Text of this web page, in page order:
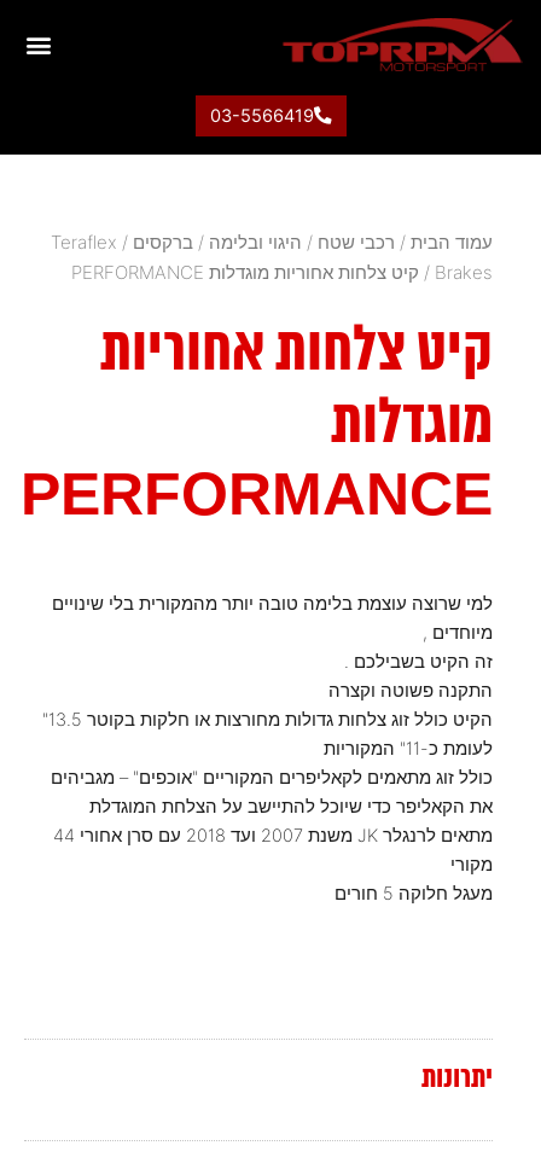
03-5566419
עמוד הבית / רכבי שטח / היגוי ובלימה / ברקסים /
Teraflex
Brakes / קיט צלחות אחוריות מוגדלות PERFORMANCE
קיט צלחות אחוריות
מוגדלות
PERFORMANCE
למי שרוצה עוצמת בלימה טובה יותר מהמקורית בלי שינויים
מיוחדים ,
זה הקיט בשבילכם .
התקנה פשוטה וקצרה
הקיט כולל זוג צלחות גדולות מחורצות או חלקות בקוטר 13.5"
לעומת כ-11" המקוריות
כולל זוג מתאמים לקאליפרים המקוריים "אוכפים" – מגביהים
את הקאליפר כדי שיוכל להתיישב על הצלחת המוגדלת
מתאים לרנגלר JK משנת 2007 ועד 2018 עם סרן אחורי 44
מקורי
מעגל חלוקה 5 חורים
יתרונות